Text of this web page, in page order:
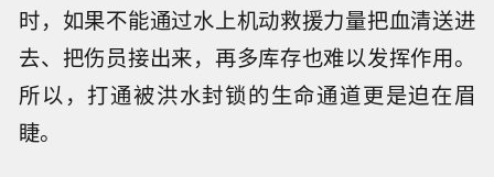
时，如果不能通过水上机动救援力量把血清送进
去、把伤员接出来，再多库存也难以发挥作用。
所以，打通被洪水封锁的生命通道更是迫在眉
睫。